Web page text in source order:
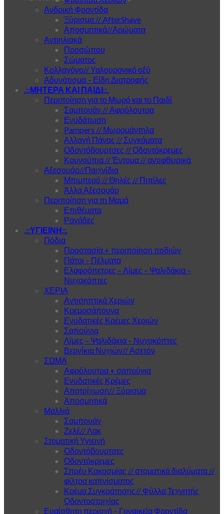
Ανδρική Φροντίδα
Ξύρισμα // AfterShave
Αποσμητικά//Αρώματα
Αντιηλιακά
Προσώπου
Σώματος
Κολλαγόνο// Υαλουρονικό οξύ
Αδυνάτισμα – Είδη Διατροφής
.::ΜΗΤΕΡΑ ΚΑΙ ΠΑΙΔΙ::.
Περιποίηση για το Μωρό και το Παιδί
Σαμπουάν // Αφρόλουτρα
Ενυδάτωση
Pampers // Μωρομάντηλα
Αλλαγή Πάνας // Συγκάματα
Οδοντόβουρτσες // Οδοντόκρεμες
Κουνούπια // Έντομα // αντιφθειρικά
Αξεσουάρ//Παιχνίδια
Μπιμπερό // Θηλές // Πιπίλες
Άλλα Αξεσουάρ
Περιποίηση για τη Μαμά
Επιθέματα
Ραγάδες
.::ΥΓΙΕΙΝΗ::.
Πόδια
Προστασία + περιποίηση ποδιών
Πάτοι – Πέλματα
Ελαφρόπετρες – Λίμες – Ψαλιδάκια –
Νυχοκόπτες
ΧΕΡΙΑ
Αντισηπτικά Χεριών
Κρεμοσάπουνα
Ενυδατικές Κρέμες Χεριών
Σαπούνια
Λίμες – Ψαλιδάκια – Νυχοκόπτες
Βερνίκια Νυχιών// Ασετόν
ΣΩΜΑ
Αφρόλουτρα + σαπούνια
Ενυδατικές Κρέμες
Αποτρίχωση// Ξύρισμα
Αποσμητικά
Μαλλιά
Σαμπουάν
Ζελέ// Λακ
Στοματική Υγιεινή
Οδοντόβουρτσες
Οδοντόκρεμες
Σπρέυ Κακοσμίας // στοματικά διαλύματα //
φίλτρα καπνίσματος
Κρέμα Συγκράτησης// Φύλλα Τεχνητής
Οδοντοστοιχίας
Ευαίσθητη περιοχή – Γυναικεία Φροντίδα